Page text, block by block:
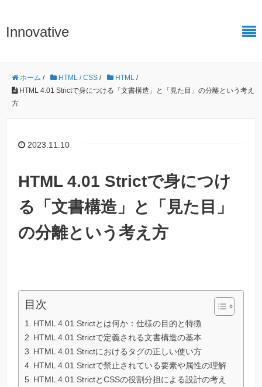
Innovative
ホーム / HTML / CSS / HTML /
HTML 4.01 Strictで身につける「文書構造」と「見た目」の分離という考え
方
2023.11.10
HTML 4.01 Strictで身につけ
る「文書構造」と「見た目」
の分離という考え方
目次
HTML 4.01 Strictとは何か：仕様の目的と特徴
HTML 4.01 Strictで定義される文書構造の基本
HTML 4.01 Strictにおけるタグの正しい使い方
HTML 4.01 Strictで禁止されている要素や属性の理解
HTML 4.01 StrictとCSSの役割分担による設計の考え